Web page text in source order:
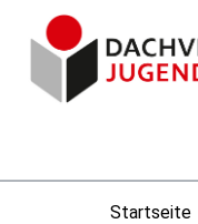
Startseite